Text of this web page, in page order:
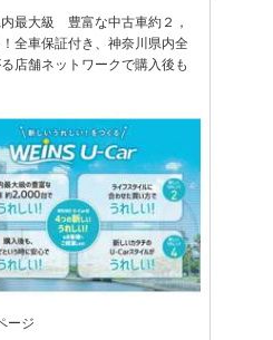
最大級 豊富な中古車約２，
！全車保証付き、神奈川県内全
店舗ネットワークで購入後も
ージ